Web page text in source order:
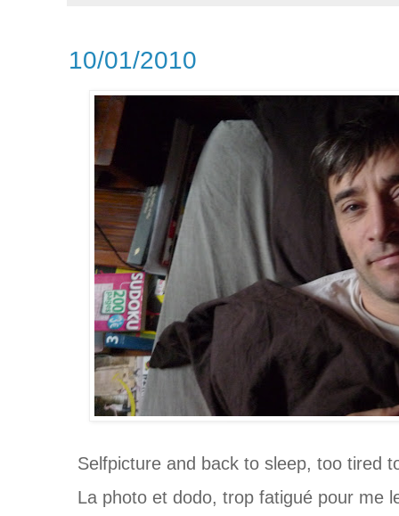
10/01/2010
Selfpicture and back to sleep, too tired
La photo et dodo, trop fatigué pour me